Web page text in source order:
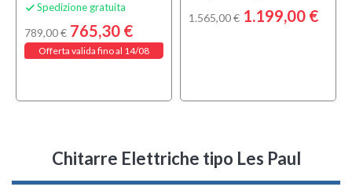
 Spedizione gratuita
789,00 € 765,30 €
Offerta valida fino al 14/08
1.565,00 € 1.199,00 €
Chitarre Elettriche tipo Les Paul